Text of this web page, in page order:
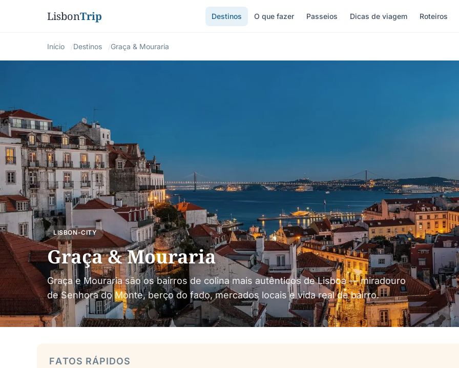
LisbonTrip Destinos O que fazer Passeios Dicas de viagem Roteiros
Início Destinos Graça & Mouraria
LISBON-CITY
Graça & Mouraria
Graça e Mouraria são os bairros de colina mais autênticos de Lisboa — miradouro
de Senhora do Monte, berço do fado, mercados locais e vida real de bairro.
FATOS RÁPIDOS